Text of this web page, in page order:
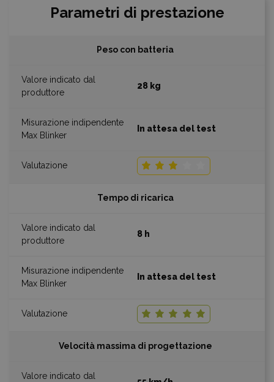
Parametri di prestazione
Peso con batteria
28 kg
In attesa del test
Tempo di ricarica
8 h
In attesa del test
Velocità massima di progettazione